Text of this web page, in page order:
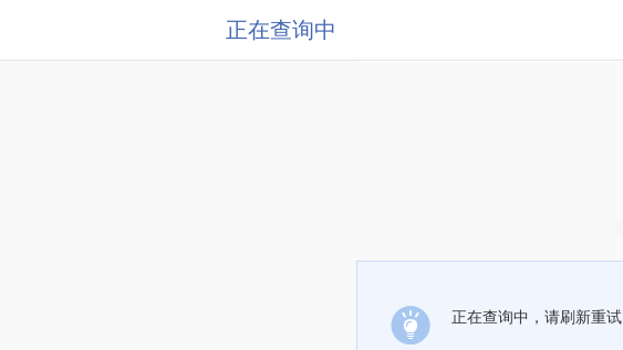
正在查询中
正在查询中，请刷新重试